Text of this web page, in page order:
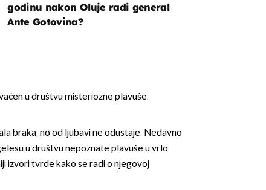
godinu nakon Oluje radi general
Ante Gotovina?
u društvu misteriozne plavuše.
braka, no od ljubavi ne odustaje. Nedavno
u društvu nepoznate plavuše u vrlo
izvori tvrde kako se radi o njegovoj